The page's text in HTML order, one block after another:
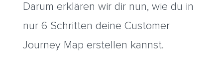
Darum erklären wir dir nun, wie du in
nur 6 Schritten deine Customer
Journey Map erstellen kannst.